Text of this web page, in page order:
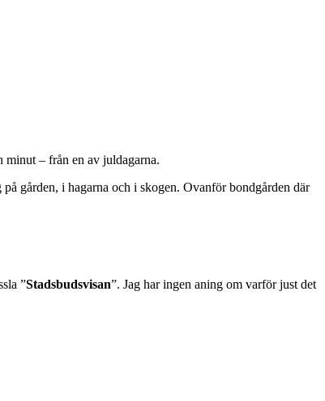
minut – från en av juldagarna.
gården, i hagarna och i skogen. Ovanför bondgården där
”Stadsbudsvisan”. Jag har ingen aning om varför just det